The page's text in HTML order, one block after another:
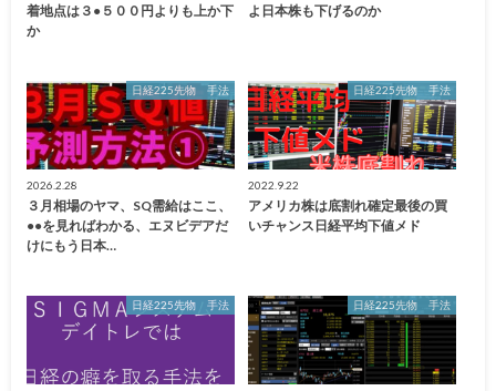
着地点は３●５００円よりも上か下
か
よ日本株も下げるのか
日経225先物 手法
2026.2.28
３月相場のヤマ、SQ需給はここ、
●●を見ればわかる、エヌビデアだ
けにもう日本…
日経225先物 手法
2022.9.22
アメリカ株は底割れ確定最後の買
いチャンス日経平均下値メド
日経225先物 手法 日経225先物 手法